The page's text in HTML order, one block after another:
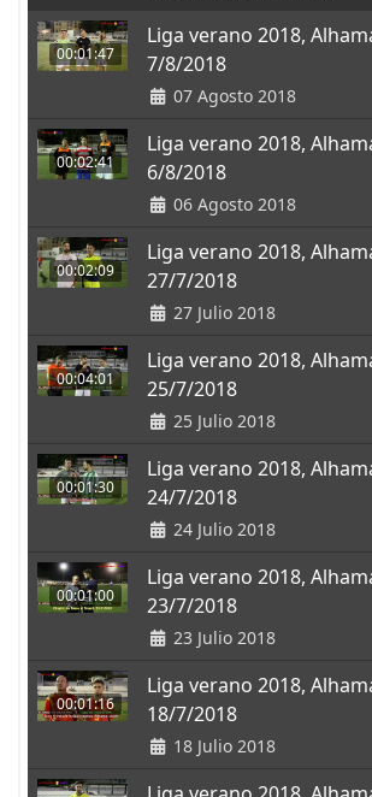
00:01:47
Liga verano 2018,
7/8/2018
07 Agosto 2018
00:02:41
Liga verano 2018,
6/8/2018
06 Agosto 2018
00:02:09
Liga verano 2018,
27/7/2018
27 Julio 2018
00:04:01
Liga verano 2018,
25/7/2018
25 Julio 2018
00:01:30
Liga verano 2018,
24/7/2018
24 Julio 2018
00:01:00
Liga verano 2018,
23/7/2018
23 Julio 2018
00:01:16
Liga verano 2018,
18/7/2018
18 Julio 2018